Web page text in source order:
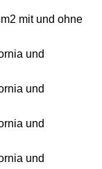
mit und ohne
und
und
und
und